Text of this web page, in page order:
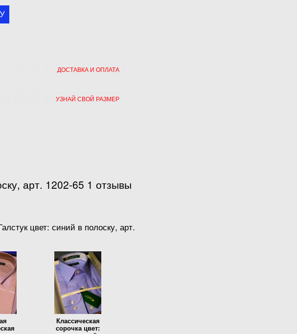
ДОСТАВКА И ОПЛАТА
УЗНАЙ СВОЙ РАЗМЕР
арт. 1202-65 1 отзывы
цвет: синий в полоску, арт.
Классическая
сорочка цвет: